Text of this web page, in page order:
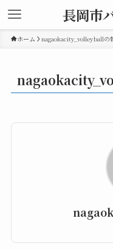
長岡市
ホーム nagaokacity_volleyballの